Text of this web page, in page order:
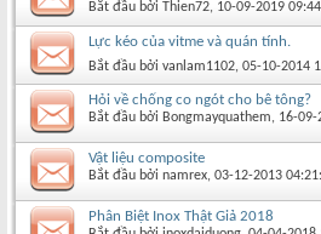
Bắt đầu bởi Thien72‎, 10-09-2019
Lực kéo của vitme và quán tính.
Bắt đầu bởi vanlam1102‎, 05-10-2014
Hỏi về chống co ngót cho bê tông?
Bắt đầu bởi Bongmayquathem‎, 16-09-
Vật liệu composite
Bắt đầu bởi namrex‎, 03-12-2013
Phân Biệt Inox Thật Giả 2018